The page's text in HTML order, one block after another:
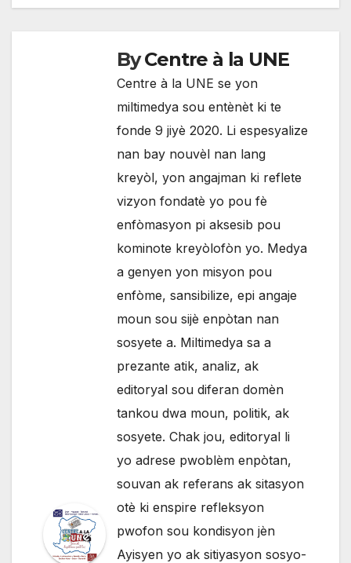
ByCentre à la UNE
Centre à la UNE se yon
miltimedya sou entènèt ki te
fonde 9 jiyè 2020. Li espesyalize
nan bay nouvèl nan lang
kreyòl, yon angajman ki reflete
vizyon fondatè yo pou fè
enfòmasyon pi aksesib pou
kominote kreyòlofòn yo. Medya
a genyen yon misyon pou
enfòme, sansibilize, epi angaje
moun sou sijè enpòtan nan
sosyete a. Miltimedya sa a
prezante atik, analiz, ak
editoryal sou diferan domèn
tankou dwa moun, politik, ak
sosyete. Chak jou, editoryal li
yo adrese pwoblèm enpòtan,
souvan ak referans ak sitasyon
otè ki enspire refleksyon
pwofon sou kondisyon jèn
Ayisyen yo ak sitiyasyon sosyo-